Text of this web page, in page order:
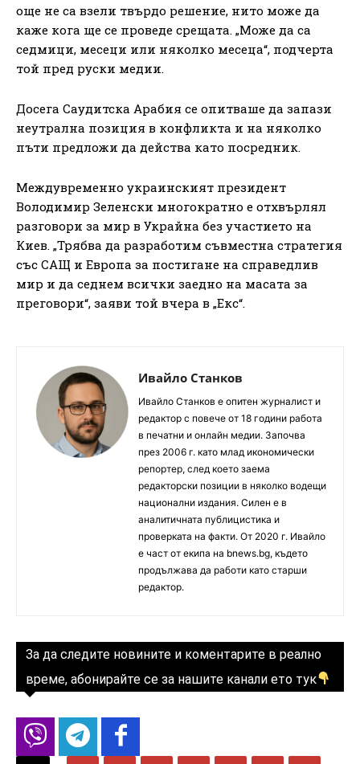
още не са взели твърдо решение, нито може да
каже кога ще се проведе срещата. „Може да са
седмици, месеци или няколко месеца“, подчерта
той пред руски медии.
Досега Саудитска Арабия се опитваше да запази
неутрална позиция в конфликта и на няколко
пъти предложи да действа като посредник.
Междувременно украинският президент
Володимир Зеленски многократно е отхвърлял
разговори за мир в Украйна без участието на
Киев. „Трябва да разработим съвместна стратегия
със САЩ и Европа за постигане на справедлив
мир и да седнем всички заедно на масата за
преговори“, заяви той вчера в „Екс“.
Ивайло Станков
Ивайло Станков е опитен журналист и
редактор с повече от 18 години работа
в печатни и онлайн медии. Започва
през 2006 г. като млад икономически
репортер, след което заема
редакторски позиции в няколко водещи
национални издания. Силен е в
аналитичната публицистика и
проверката на факти. От 2020 г. Ивайло
е част от екипа на bnews.bg, където
продължава да работи като старши
редактор.
За да следите новините и коментарите в реално
време, абонирайте се за нашите канали ето тук